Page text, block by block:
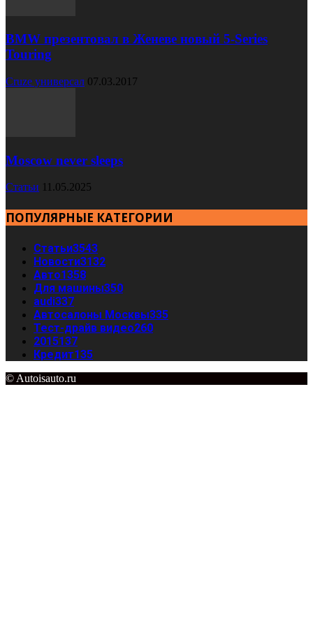
BMW презентовал в Женеве новый 5-Series
Touring
Cruze универсал 07.03.2017
Moscow never sleeps
Статьи 11.05.2025
ПОПУЛЯРНЫЕ КАТЕГОРИИ
Статьи3543
Новости3132
Авто1358
Для машины350
audi337
Автосалоны Москвы335
Тест-драйв видео260
2015137
Кредит135
© Autoisauto.ru